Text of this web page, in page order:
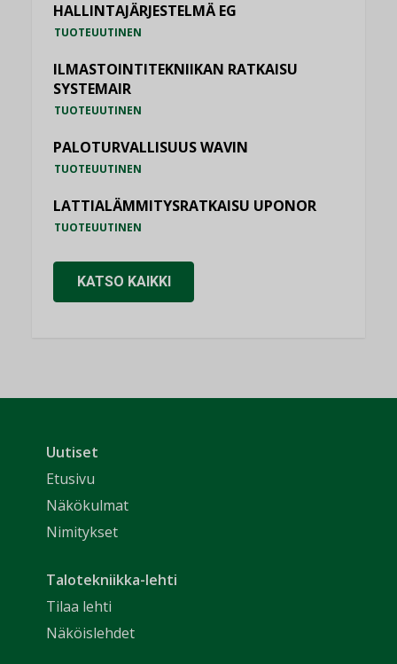
HALLINTAJÄRJESTELMÄ EG
TUOTEUUTINEN
ILMASTOINTITEKNIIKAN RATKAISU
SYSTEMAIR
TUOTEUUTINEN
PALOTURVALLISUUS WAVIN
TUOTEUUTINEN
LATTIALÄMMITYSRATKAISU UPONOR
TUOTEUUTINEN
KATSO KAIKKI
Uutiset
Etusivu
Näkökulmat
Nimitykset
Talotekniikka-lehti
Tilaa lehti
Näköislehdet